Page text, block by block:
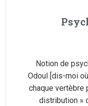
Notion de
Odoul [dis-moi
chaque vertèbre
distribution »